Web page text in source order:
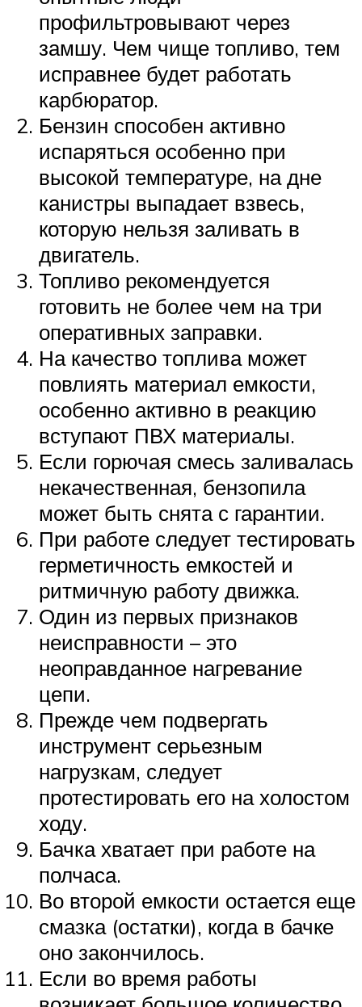
профильтровывают через
замшу. Чем чище топливо, тем
исправнее будет работать
карбюратор.
Бензин способен активно
испаряться особенно при
высокой температуре, на дне
канистры выпадает взвесь,
которую нельзя заливать в
двигатель.
Топливо рекомендуется
готовить не более чем на три
оперативных заправки.
На качество топлива может
повлиять материал емкости,
особенно активно в реакцию
вступают ПВХ материалы.
Если горючая смесь заливалась
некачественная, бензопила
может быть снята с гарантии.
При работе следует тестировать
герметичность емкостей и
ритмичную работу движка.
Один из первых признаков
неисправности – это
неоправданное нагревание
цепи.
Прежде чем подвергать
инструмент серьезным
нагрузкам, следует
протестировать его на холостом
ходу.
Бачка хватает при работе на
полчаса.
Во второй емкости остается еще
смазка (остатки), когда в бачке
оно закончилось.
Если во время работы